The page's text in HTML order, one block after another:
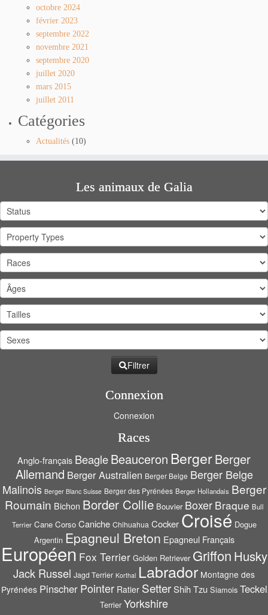
octobre 2024
février 2023
septembre 2022
novembre 2021
septembre 2020
juillet 2020
mars 2015
juillet 2011
Catégories
Actualités (10)
Les animaux de Galia
Filtrer
Connexion
Connexion
Races
Anglo-français BeagleBeauceron BergerBerger
Allemand Berger Australien Berger Belge Berger Belge
Malinois Berger Blanc Suisse Berger des Pyrénées Berger Hollandais Berger
Roumain Bichon Border Collie Bouvier Boxer Braque Bull
Terrier Cane Corso Caniche Chihuahua Cocker Croisé Dogue
Argentin Epagneul Breton Epagneul Français
Européen Fox Terrier Golden Retriever Griffon Husky
Jack Russel Jagd Terrier Korthal Labrador Montagne des
Pyrénées Pinscher Pointer Ratier Setter Shih Tzu Siamois Teckel
Terrier Yorkshire